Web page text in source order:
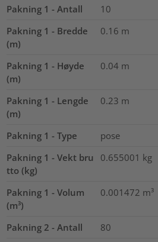
Pakning 1 - Antall
10
Pakning 1 - Bredde
(m)
0.16 m
Pakning 1 - Høyde
(m)
0.04 m
Pakning 1 - Lengde
(m)
0.23 m
Pakning 1 - Type
pose
Pakning 1 - Vekt bru
tto (kg)
0.655001 kg
Pakning 1 - Volum
(m³)
0.001472 m³
Pakning 2 - Antall
80